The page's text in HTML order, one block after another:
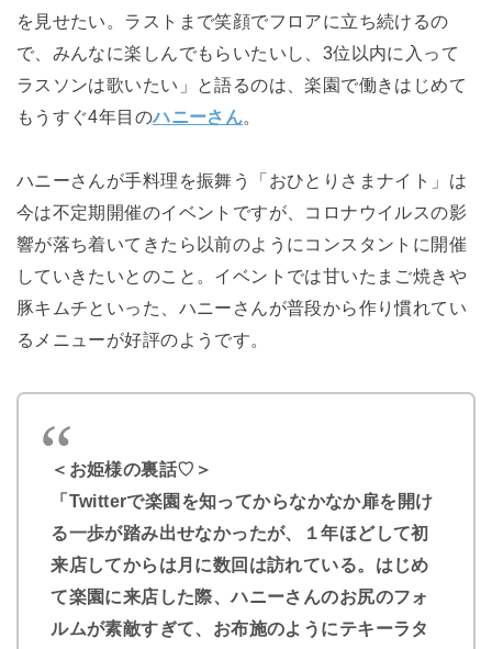
を見せたい。 ラストまで笑顔でフロアに立ち続けるの
で、みんなに楽しんでもらいたいし、3位以内に入って
ラスソンは歌いたい」と語るのは、楽園で働きはじめて
もうすぐ4年目のハニーさん。
ハニーさんが手料理を振舞う「おひとりさまナイト」は
今は不定期開催のイベントですが、コロナウイルスの影
響が落ち着いてきたら以前のようにコンスタントに開催
していきたいとのこと。イベントでは甘いたまご焼きや
豚キムチといった、ハニーさんが普段から作り慣れてい
るメニューが好評のようです。
＜お姫様の裏話♡＞
「Twitterで楽園を知ってからなかなか扉を開け
る一歩が踏み出せなかったが、１年ほどして初
来店してからは月に数回は訪れている。はじめ
て楽園に来店した際、ハニーさんのお尻のフォ
ルムが素敵すぎて、お布施のようにテキーラタ